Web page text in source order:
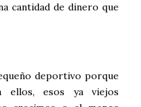
cantidad de dinero que
deportivo porque
ellos, esos ya viejos